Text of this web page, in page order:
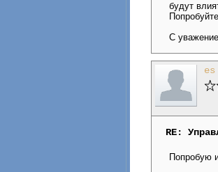
будут
С
es
RE:
Попробую